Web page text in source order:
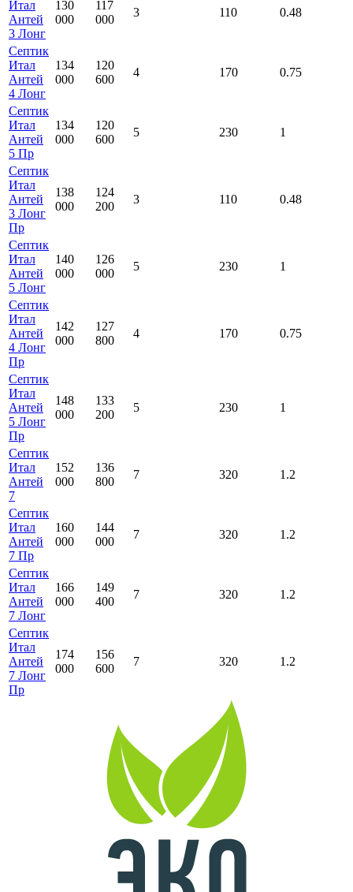
Итал
Антей
3 Лонг
130
000
117
000
3 110 0.48
Септик
Итал
Антей
4 Лонг
134
000
120
600
4 170 0.75
Септик
Итал
Антей
5 Пр
134
000
120
600
5 230 1
Септик
Итал
Антей
3 Лонг
Пр
138
000
124
200
3 110 0.48
Септик
Итал
Антей
5 Лонг
140
000
126
000
5 230 1
Септик
Итал
Антей
4 Лонг
Пр
142
000
127
800
4 170 0.75
Септик
Итал
Антей
5 Лонг
Пр
148
000
133
200
5 230 1
Септик
Итал
Антей
7
152
000
136
800
7 320 1.2
Септик
Итал
Антей
7 Пр
160
000
144
000
7 320 1.2
Септик
Итал
Антей
7 Лонг
166
000
149
400
7 320 1.2
Септик
Итал
Антей
7 Лонг
Пр
174
000
156
600
7 320 1.2